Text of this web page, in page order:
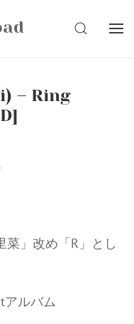
SEARCH
– Ring
」改め「R」とし
アルバム